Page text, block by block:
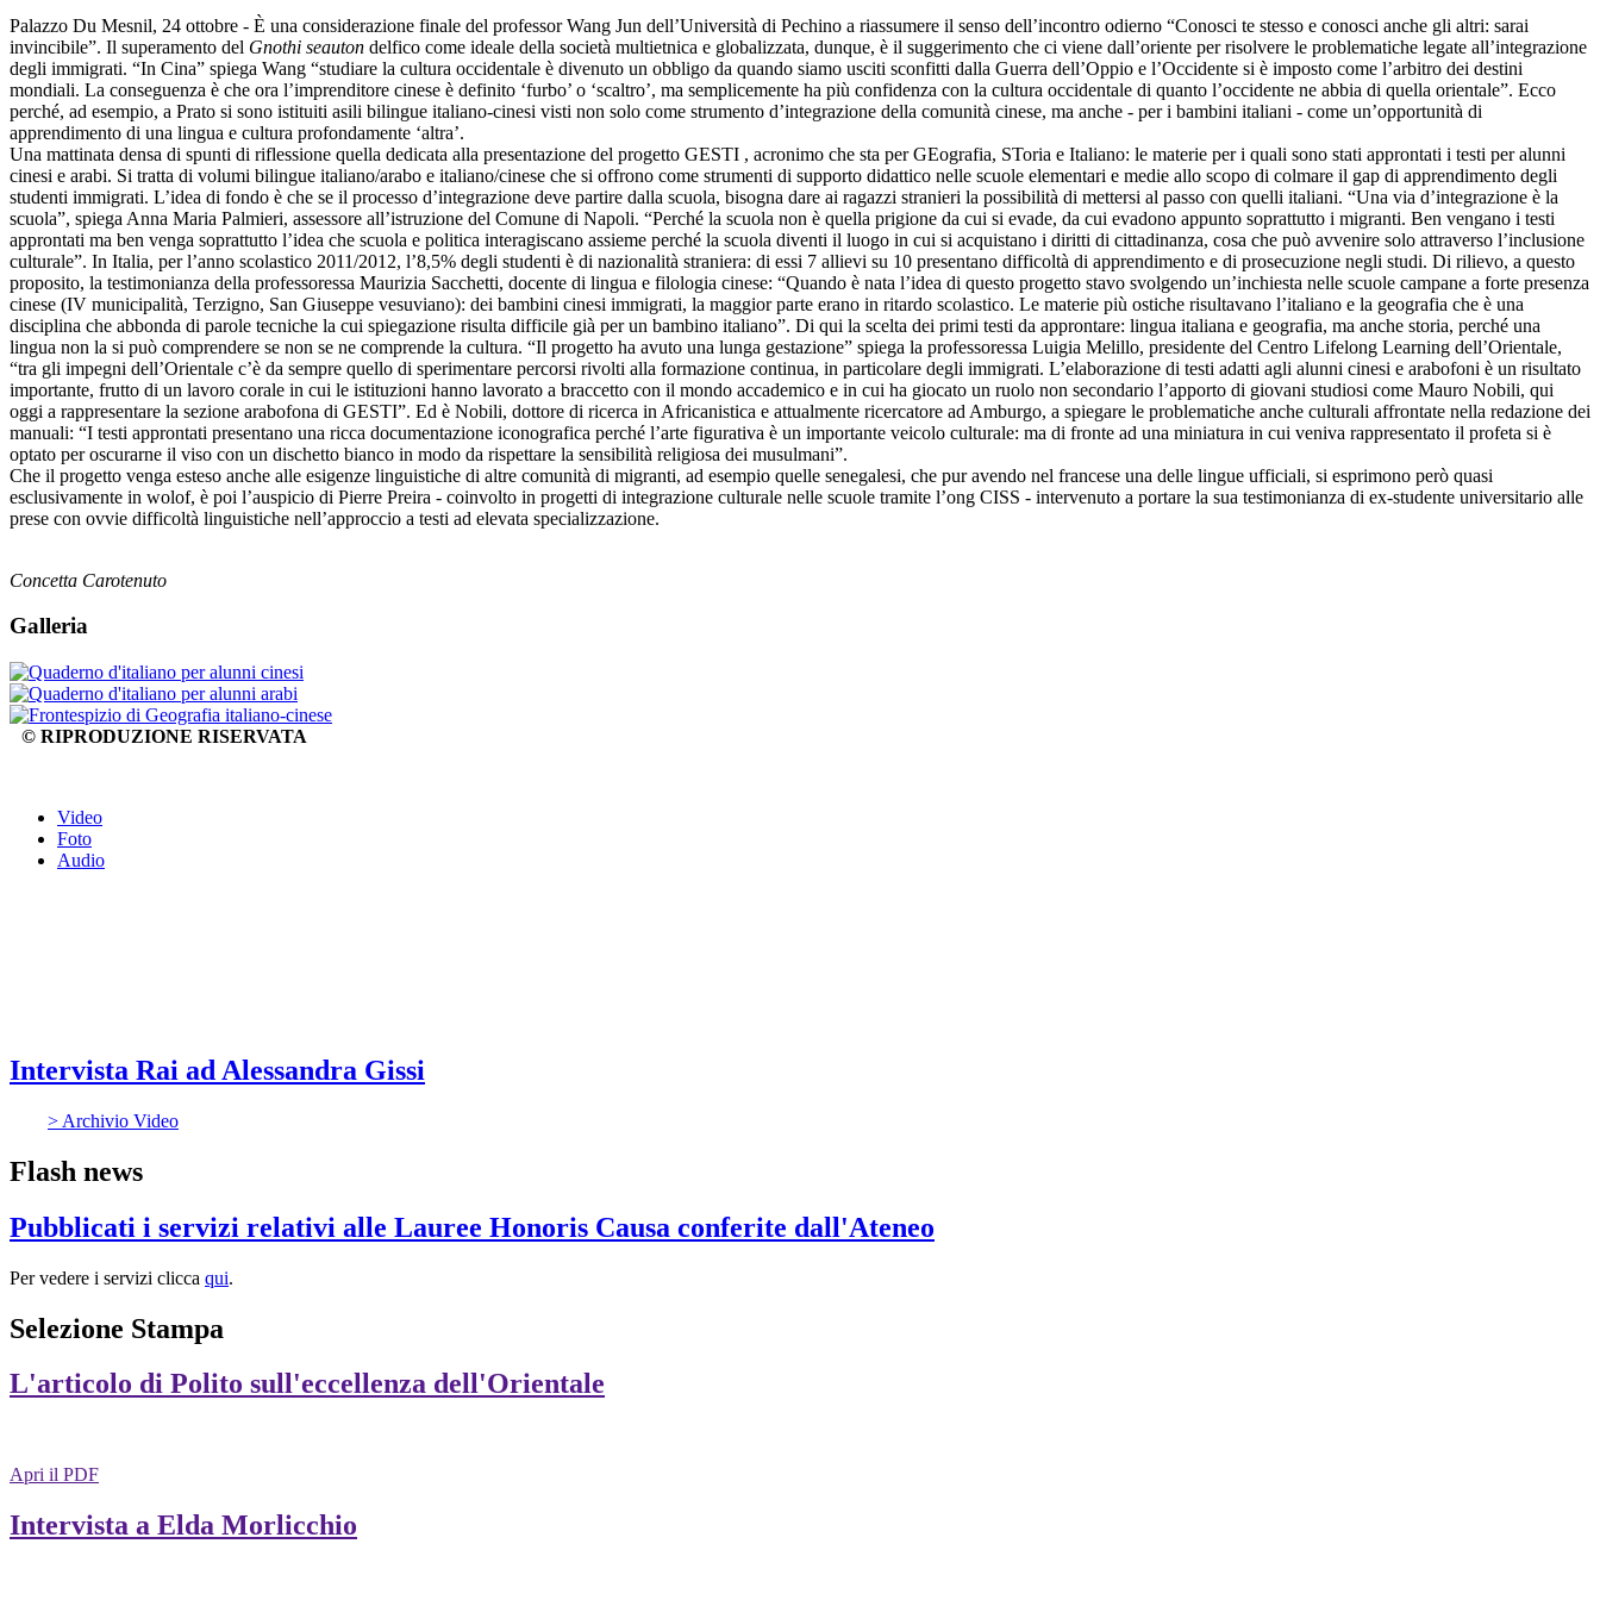
Palazzo Du Mesnil, 24 ottobre - È una considerazione finale del professor Wang Jun dell’Università di Pechino a riassumere il senso dell’incontro odierno “Conosci te stesso e conosci anche gli altri: sarai
invincibile”. Il superamento del Gnothi seauton delfico come ideale della società multietnica e globalizzata, dunque, è il suggerimento che ci viene dall’oriente per risolvere le problematiche legate all’integrazione
degli immigrati. “In Cina” spiega Wang “studiare la cultura occidentale è divenuto un obbligo da quando siamo usciti sconfitti dalla Guerra dell’Oppio e l’Occidente si è imposto come l’arbitro dei destini
mondiali. La conseguenza è che ora l’imprenditore cinese è definito ‘furbo’ o ‘scaltro’, ma semplicemente ha più confidenza con la cultura occidentale di quanto l’occidente ne abbia di quella orientale”. Ecco
perché, ad esempio, a Prato si sono istituiti asili bilingue italiano-cinesi visti non solo come strumento d’integrazione della comunità cinese, ma anche - per i bambini italiani - come un’opportunità di
apprendimento di una lingua e cultura profondamente ‘altra’.
Una mattinata densa di spunti di riflessione quella dedicata alla presentazione del progetto GESTI , acronimo che sta per GEografia, SToria e Italiano: le materie per i quali sono stati approntati i testi per alunni
cinesi e arabi. Si tratta di volumi bilingue italiano/arabo e italiano/cinese che si offrono come strumenti di supporto didattico nelle scuole elementari e medie allo scopo di colmare il gap di apprendimento degli
studenti immigrati. L’idea di fondo è che se il processo d’integrazione deve partire dalla scuola, bisogna dare ai ragazzi stranieri la possibilità di mettersi al passo con quelli italiani. “Una via d’integrazione è la
scuola”, spiega Anna Maria Palmieri, assessore all’istruzione del Comune di Napoli. “Perché la scuola non è quella prigione da cui si evade, da cui evadono appunto soprattutto i migranti. Ben vengano i testi
approntati ma ben venga soprattutto l’idea che scuola e politica interagiscano assieme perché la scuola diventi il luogo in cui si acquistano i diritti di cittadinanza, cosa che può avvenire solo attraverso l’inclusione
culturale”. In Italia, per l’anno scolastico 2011/2012, l’8,5% degli studenti è di nazionalità straniera: di essi 7 allievi su 10 presentano difficoltà di apprendimento e di prosecuzione negli studi. Di rilievo, a questo
proposito, la testimonianza della professoressa Maurizia Sacchetti, docente di lingua e filologia cinese: “Quando è nata l’idea di questo progetto stavo svolgendo un’inchiesta nelle scuole campane a forte presenza
cinese (IV municipalità, Terzigno, San Giuseppe vesuviano): dei bambini cinesi immigrati, la maggior parte erano in ritardo scolastico. Le materie più ostiche risultavano l’italiano e la geografia che è una
disciplina che abbonda di parole tecniche la cui spiegazione risulta difficile già per un bambino italiano”. Di qui la scelta dei primi testi da approntare: lingua italiana e geografia, ma anche storia, perché una
lingua non la si può comprendere se non se ne comprende la cultura. “Il progetto ha avuto una lunga gestazione” spiega la professoressa Luigia Melillo, presidente del Centro Lifelong Learning dell’Orientale,
“tra gli impegni dell’Orientale c’è da sempre quello di sperimentare percorsi rivolti alla formazione continua, in particolare degli immigrati. L’elaborazione di testi adatti agli alunni cinesi e arabofoni è un risultato
importante, frutto di un lavoro corale in cui le istituzioni hanno lavorato a braccetto con il mondo accademico e in cui ha giocato un ruolo non secondario l’apporto di giovani studiosi come Mauro Nobili, qui
oggi a rappresentare la sezione arabofona di GESTI”. Ed è Nobili, dottore di ricerca in Africanistica e attualmente ricercatore ad Amburgo, a spiegare le problematiche anche culturali affrontate nella redazione dei
manuali: “I testi approntati presentano una ricca documentazione iconografica perché l’arte figurativa è un importante veicolo culturale: ma di fronte ad una miniatura in cui veniva rappresentato il profeta si è
optato per oscurarne il viso con un dischetto bianco in modo da rispettare la sensibilità religiosa dei musulmani”.
Che il progetto venga esteso anche alle esigenze linguistiche di altre comunità di migranti, ad esempio quelle senegalesi, che pur avendo nel francese una delle lingue ufficiali, si esprimono però quasi
esclusivamente in wolof, è poi l’auspicio di Pierre Preira - coinvolto in progetti di integrazione culturale nelle scuole tramite l’ong CISS - intervenuto a portare la sua testimonianza di ex-studente universitario alle
prese con ovvie difficoltà linguistiche nell’approccio a testi ad elevata specializzazione.
Concetta Carotenuto
Galleria
© RIPRODUZIONE RISERVATA
Video
Foto
Audio
Intervista Rai ad Alessandra Gissi
> Archivio Video
Flash news
Pubblicati i servizi relativi alle Lauree Honoris Causa conferite dall'Ateneo
Per vedere i servizi clicca qui.
Selezione Stampa
L'articolo di Polito sull'eccellenza dell'Orientale
Apri il PDF
Intervista a Elda Morlicchio